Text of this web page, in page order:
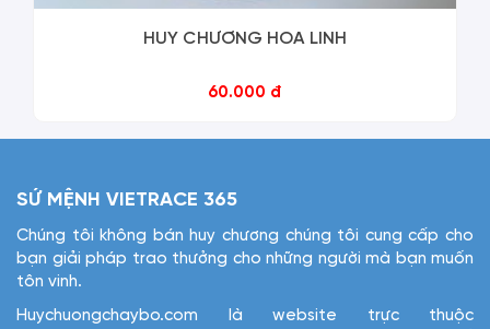
HUY CHƯƠNG HOA LINH
60.000 đ
SỨ MỆNH VIETRACE 365
Chúng tôi không bán huy chương chúng tôi cung cấp cho
bạn giải pháp trao thưởng cho những người mà bạn muốn
tôn vinh.
Huychuongchaybo.com là website trực thuộc